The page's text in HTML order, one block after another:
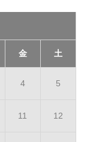
金 土
4 5
11 12